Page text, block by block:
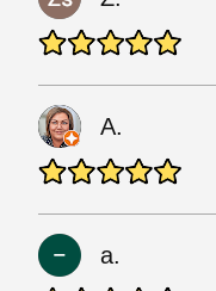
A.
a.